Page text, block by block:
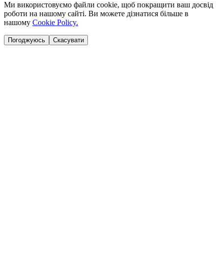
Ми використовуємо файли cookie, щоб покращити ваш досвід
роботи на нашому сайті. Ви можете дізнатися більше в
нашому Cookie Policy.
Погоджуюсь Скасувати